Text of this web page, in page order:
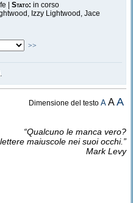
| Stato: in corso
Izzy Lightwood, Jace
>>
.
Dimensione del testoA AA
“Qualcuno le manca vero?
maiuscole nei suoi occhi.”
Mark Levy